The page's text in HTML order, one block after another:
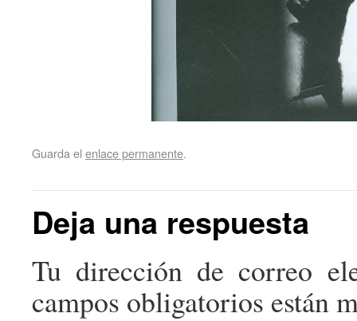
Guarda el enlace permanente.
Deja una respuesta
Tu dirección de correo
campos obligatorios están